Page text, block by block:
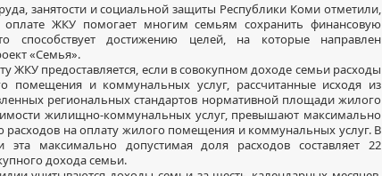
занятости и социальной защиты Республики Коми отметили,
оплате ЖКУ помогает многим семьям сохранить финансовую
способствует достижению целей, на которые направлен
«Семья».
ЖКУ предоставляется, если в совокупном доходе семьи расходы
помещения и коммунальных услуг, рассчитанные исходя из
региональных стандартов нормативной площади жилого
жилищно-коммунальных услуг, превышают максимально
на оплату жилого помещения и коммунальных услуг. В
эта максимально допустимая доля расходов составляет 22
дохода семьи.